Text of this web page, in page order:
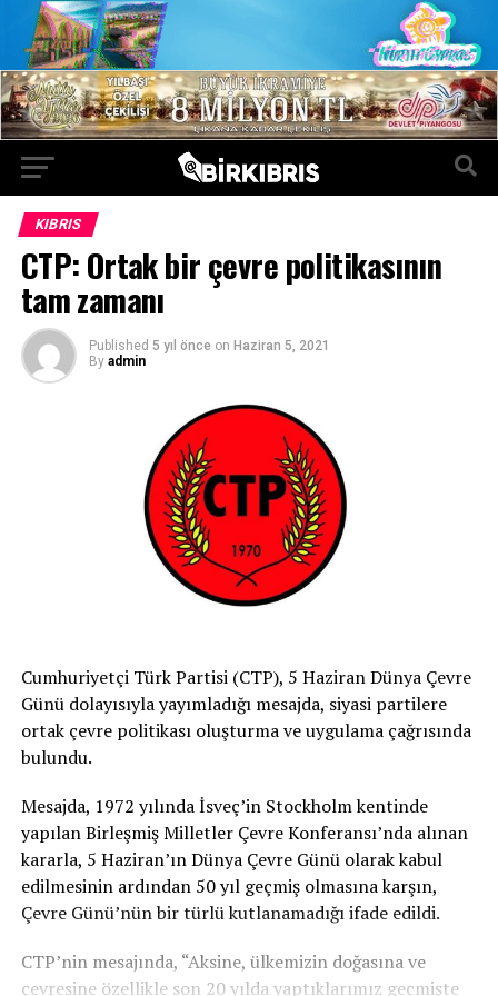
KIBRIS
CTP: Ortak bir çevre politikasının
tam zamanı
Published 5 yıl önce on Haziran 5, 2021
By admin
Cumhuriyetçi Türk Partisi (CTP), 5 Haziran Dünya Çevre
Günü dolayısıyla yayımladığı mesajda, siyasi partilere
ortak çevre politikası oluşturma ve uygulama çağrısında
bulundu.
Mesajda, 1972 yılında İsveç’in Stockholm kentinde
yapılan Birleşmiş Milletler Çevre Konferansı’nda alınan
kararla, 5 Haziran’ın Dünya Çevre Günü olarak kabul
edilmesinin ardından 50 yıl geçmiş olmasına karşın,
Çevre Günü’nün bir türlü kutlanamadığı ifade edildi.
CTP’nin mesajında, “Aksine, ülkemizin doğasına ve
çevresine özellikle son 20 yılda yaptıklarımız geçmişte